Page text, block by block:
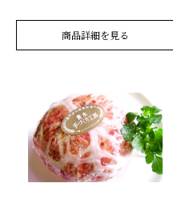
商品詳細を見る